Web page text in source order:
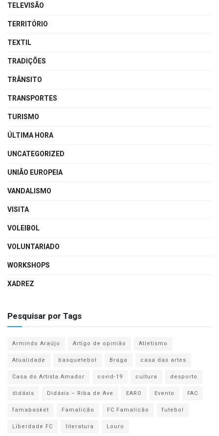
TELEVISÃO
TERRITÓRIO
TEXTIL
TRADIÇÕES
TRÂNSITO
TRANSPORTES
TURISMO
ÚLTIMA HORA
UNCATEGORIZED
UNIÃO EUROPEIA
VANDALISMO
VISITA
VOLEIBOL
VOLUNTARIADO
WORKSHOPS
XADREZ
Pesquisar por Tags
Armindo Araújo Artigo de opinião
Atletismo
Atualidade
basquetebol Braga
casa das artes
Casa do Artista Amador
covid-19 cultura
desporto
didáxis
Didáxis – Riba de Ave EARO Evento
FAC
famabasket
Famalicão FC Famalicão
futebol
Liberdade FC
literatura
Louro